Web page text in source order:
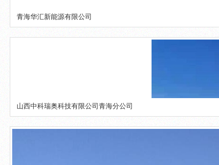
青海华汇新能源有限公司
山西中科瑞奥科技有限公司青海分公司